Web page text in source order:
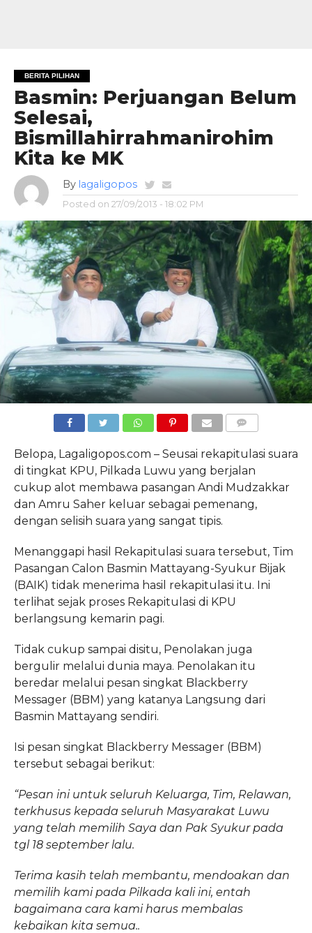
BERITA PILIHAN
Basmin: Perjuangan Belum
Selesai,
Bismillahirrahmanirohim
Kita ke MK
By lagaligopos
Posted on 27/09/2013 - 18:02 PM
Belopa, Lagaligopos.com – Seusai rekapitulasi suara
di tingkat KPU, Pilkada Luwu yang berjalan
cukup alot membawa pasangan Andi Mudzakkar
dan Amru Saher keluar sebagai pemenang,
dengan selisih suara yang sangat tipis.
Menanggapi hasil Rekapitulasi suara tersebut, Tim
Pasangan Calon Basmin Mattayang-Syukur Bijak
(BAIK) tidak menerima hasil rekapitulasi itu. Ini
terlihat sejak proses Rekapitulasi di KPU
berlangsung kemarin pagi.
Tidak cukup sampai disitu, Penolakan juga
bergulir melalui dunia maya. Penolakan itu
beredar melalui pesan singkat Blackberry
Messager (BBM) yang katanya Langsung dari
Basmin Mattayang sendiri.
Isi pesan singkat Blackberry Messager (BBM)
tersebut sebagai berikut:
“Pesan ini untuk seluruh Keluarga, Tim, Relawan,
terkhusus kepada seluruh Masyarakat Luwu
yang telah memilih Saya dan Pak Syukur pada
tgl 18 september lalu.
Terima kasih telah membantu, mendoakan dan
memilih kami pada Pilkada kali ini, entah
bagaimana cara kami harus membalas
kebaikan kita semua..